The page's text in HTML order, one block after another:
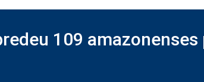
109